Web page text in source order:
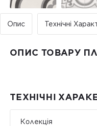
Опис Технічні
ОПИС ТОВАРУ
ТЕХНІЧНІ
Колекція